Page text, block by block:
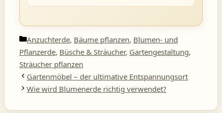
Kategorien
Anzuchterde, Bäume pflanzen, Blumen- und
Pflanzerde, Büsche & Sträucher, Gartengestaltung,
Sträucher pflanzen
Gartenmöbel – der ultimative Entspannungsort
Wie wird Blumenerde richtig verwendet?